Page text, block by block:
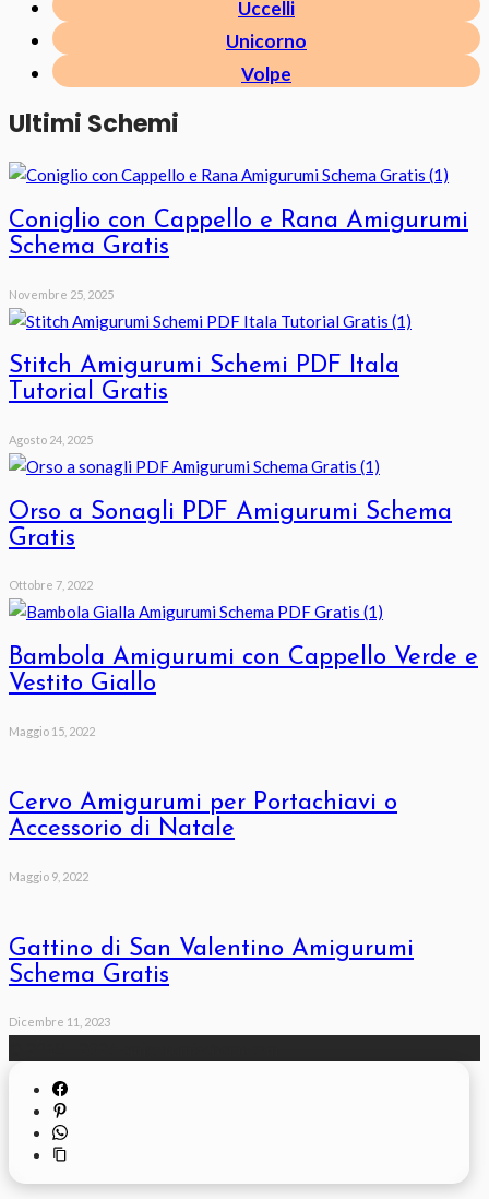
Uccelli
Unicorno
Volpe
Ultimi Schemi
Coniglio con Cappello e Rana Amigurumi
Schema Gratis
Novembre 25, 2025
Stitch Amigurumi Schemi PDF Itala
Tutorial Gratis
Agosto 24, 2025
Orso a Sonagli PDF Amigurumi Schema
Gratis
Ottobre 7, 2022
Bambola Amigurumi con Cappello Verde e
Vestito Giallo
Maggio 15, 2022
Cervo Amigurumi per Portachiavi o
Accessorio di Natale
Maggio 9, 2022
Gattino di San Valentino Amigurumi
Schema Gratis
Dicembre 11, 2023